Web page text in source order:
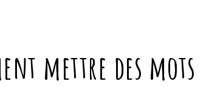
mettre des